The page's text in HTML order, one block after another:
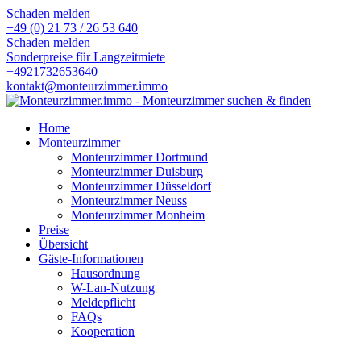
Schaden melden
+49 (0) 21 73 / 26 53 640
Schaden melden
Sonderpreise für Langzeitmiete
+4921732653640
kontakt@monteurzimmer.immo
Home
Monteurzimmer
Monteurzimmer Dortmund
Monteurzimmer Duisburg
Monteurzimmer Düsseldorf
Monteurzimmer Neuss
Monteurzimmer Monheim
Preise
Übersicht
Gäste-Informationen
Hausordnung
W-Lan-Nutzung
Meldepflicht
FAQs
Kooperation